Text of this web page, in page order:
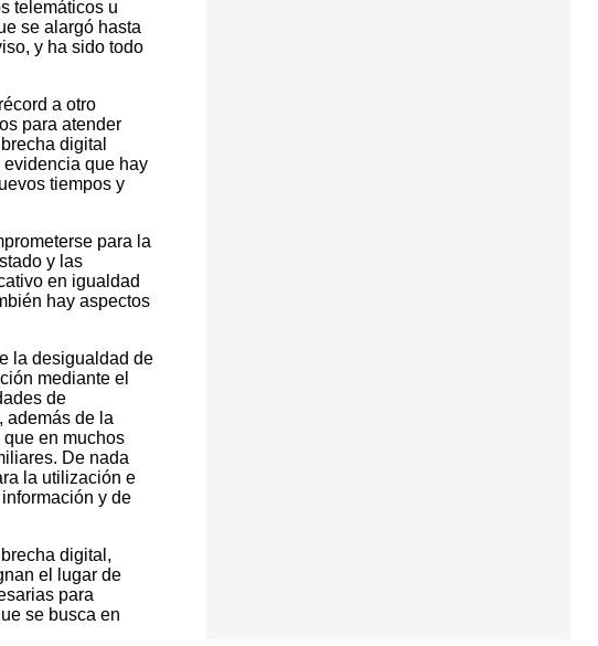
telemáticos u
se alargó hasta
y ha sido todo
a otro
para atender
digital
que hay
tiempos y
para la
y las
en igualdad
hay aspectos
la desigualdad de
mediante el
de
además de la
en muchos
De nada
la utilización e
y de
digital,
el lugar de
para
se busca en